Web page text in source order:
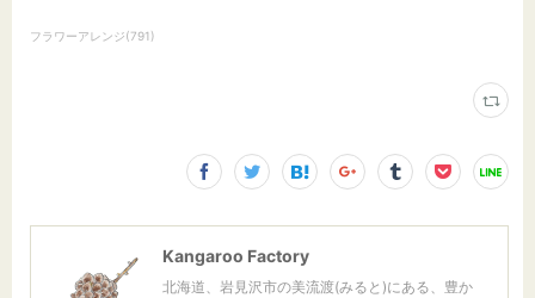
フラワーアレンジ(791)
Kangaroo Factory
北海道、岩見沢市の美流渡(みると)にある、豊か